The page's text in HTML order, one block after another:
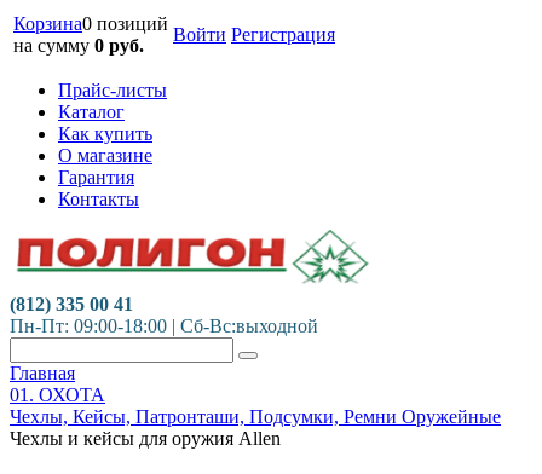
Корзина0 позиций
на сумму 0 руб.
Войти Регистрация
Прайс-листы
Каталог
Как купить
О магазине
Гарантия
Контакты
(812) 335 00 41
Пн-Пт: 09:00-18:00 | Сб-Вс:выходной
Главная
01. ОХОТА
Чехлы, Кейсы, Патронташи, Подсумки, Ремни Оружейные
Чехлы и кейсы для оружия Allen